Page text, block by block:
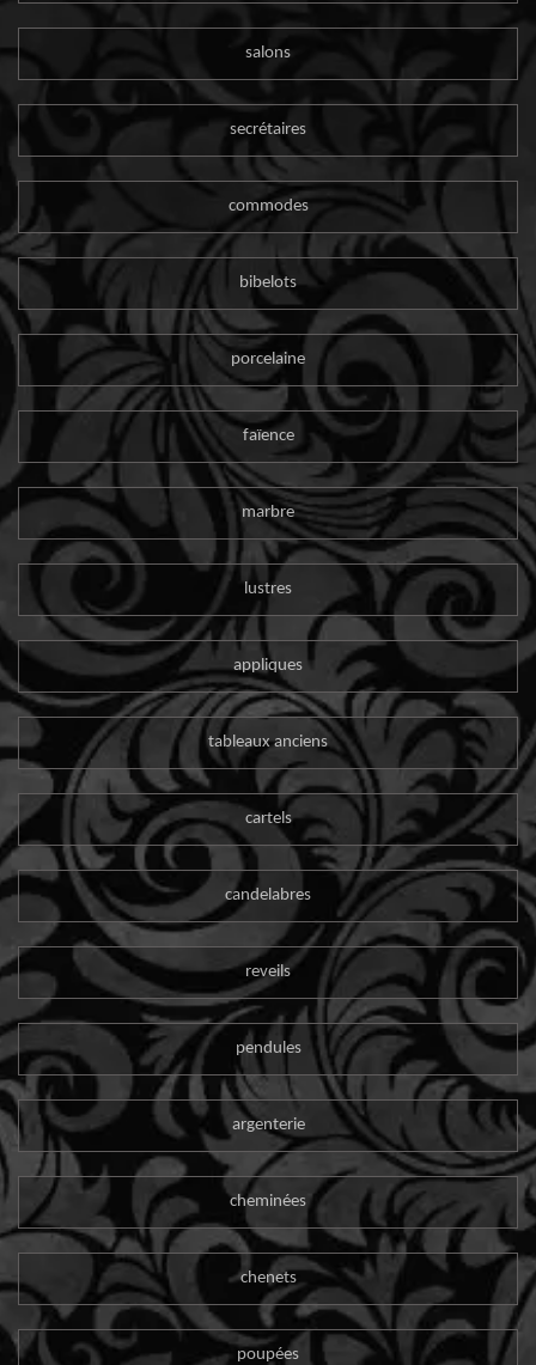
salons
secrétaires
commodes
bibelots
porcelaine
faïence
marbre
lustres
appliques
tableaux anciens
cartels
candelabres
reveils
pendules
argenterie
cheminées
chenets
poupées